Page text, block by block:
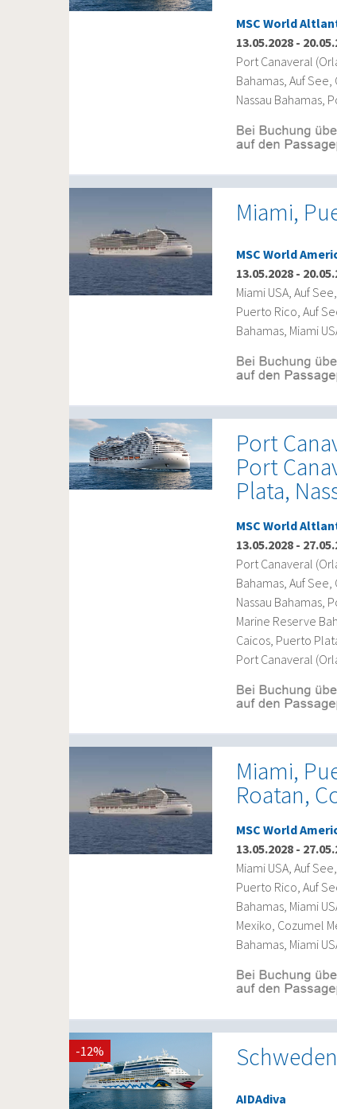
MSC World
13.05.2028 -
Port Canaveral
Bahamas, Auf
Nassau Bahamas,
Miami,
MSC World
13.05.2028 -
Miami USA, Auf
Puerto Rico, Auf
Bahamas, Miami
Port
Port
Plata,
MSC World
13.05.2028 -
Port Canaveral
Bahamas, Auf See,
Nassau Bahamas,
Marine Reserve
Caicos, Puerto
Port Canaveral
Miami,
Roatan,
MSC World
13.05.2028 -
Miami USA, Auf
Puerto Rico, Auf
Bahamas, Miami
Mexiko, Cozumel
Bahamas, Miami
AIDAdiva
-12%